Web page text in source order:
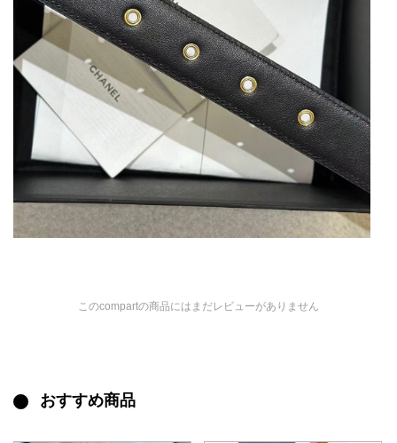
このcompartの商品にはまだレビューがありません
おすすめ商品